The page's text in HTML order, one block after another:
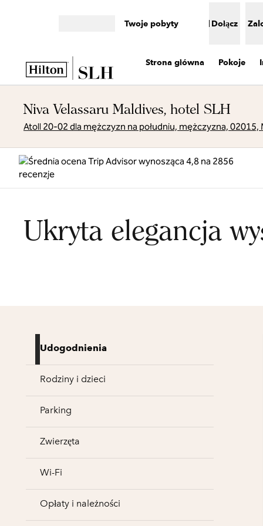
Twoje pobyty Dołącz
Strona główna Pokoje
Niva Velassaru Maldives, hotel SLH
Atoll 20-02 dla mężczyzn na południu, mężczyzna, 02015,
Ukryta elegancja
Udogodnienia
Rodziny i dzieci
Parking
Zwierzęta
Wi-Fi
Opłaty i należności